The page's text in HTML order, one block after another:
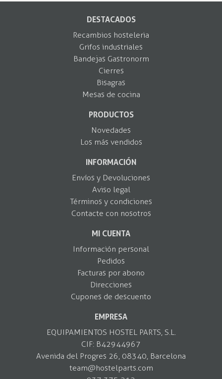
DESTACADOS
Recambios hosteleria
Grifos industriales
Bandejas Gastronorm
Cierres
Bisagras
Mesas de cocina
PRODUCTOS
Novedades
Los más vendidos
INFORMACIÓN
Envíos y Devoluciones
Aviso legal
Términos y condiciones
Contacte con nosotros
MI CUENTA
Información personal
Pedidos
Facturas por abono
Direcciones
Cupones de descuento
EMPRESA
EQUIPAMIENTOS HOSTEL PARTS, S.L.
CIF: B42944967
Avenida del Progres 26, 08340, Barcelona
team@hostelparts.com